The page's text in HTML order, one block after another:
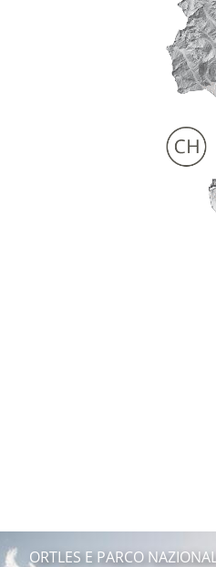
ORTLES E PARCO